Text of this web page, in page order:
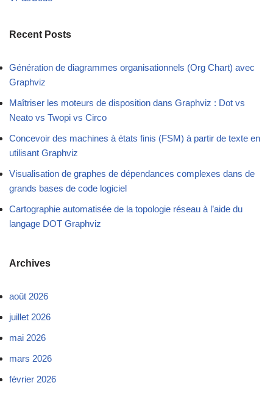
Recent Posts
Génération de diagrammes organisationnels (Org Chart) avec
Graphviz
Maîtriser les moteurs de disposition dans Graphviz : Dot vs
Neato vs Twopi vs Circo
Concevoir des machines à états finis (FSM) à partir de texte en
utilisant Graphviz
Visualisation de graphes de dépendances complexes dans de
grands bases de code logiciel
Cartographie automatisée de la topologie réseau à l’aide du
langage DOT Graphviz
Archives
août 2026
juillet 2026
mai 2026
mars 2026
février 2026